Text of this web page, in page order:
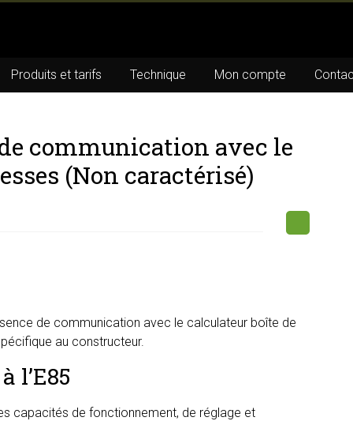
Produits et tarifs Technique Mon compte
communication avec le
(Non caractérisé)
de communication avec le calculateur boîte de
au constructeur.
l’E85
capacités de fonctionnement, de réglage et